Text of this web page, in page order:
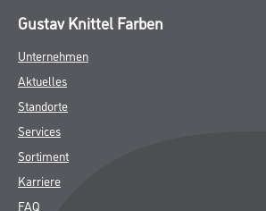
Gustav Knittel Farben
Unternehmen
Aktuelles
Standorte
Services
Sortiment
Karriere
FAQ